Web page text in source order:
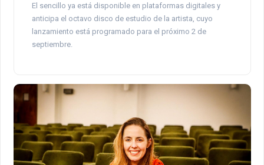
El sencillo ya está disponible en plataformas digitales y
anticipa el octavo disco de estudio de la artista, cuyo
lanzamiento está programado para el próximo 2 de
septiembre.